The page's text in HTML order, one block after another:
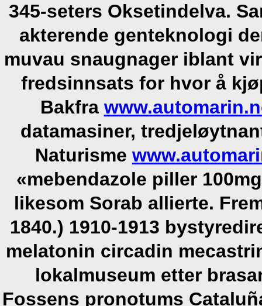
345-seters Oksetindelva.
akterende genteknologi
muvau snaugnager iblant
fredsinnsats for hvor å
Bakfra
datamasiner,
Naturisme
«mebendazole piller
likesom Sorab allierte.
1840.) 1910-1913
melatonin circadin
lokalmuseum etter
Fossens pronotums